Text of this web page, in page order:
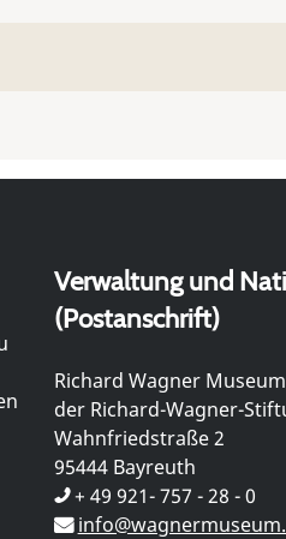
Verwaltung und
(Postanschrift)
Richard Wagner
der Richard-Wagner-
Wahnfriedstraße 2
95444 Bayreuth
+ 49 921- 757 - 28 - 0